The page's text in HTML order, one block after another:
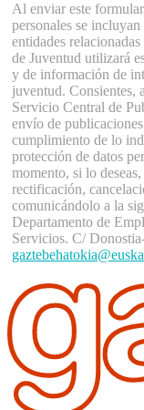
Al enviar este
personales se
entidades
de Juventud utilizará
y de información de
juventud. Consientes,
Servicio Central de
envío de
cumplimiento de lo
protección de datos
momento, si lo
rectificación,
comunicándolo a la
Departamento de
Servicios. C/